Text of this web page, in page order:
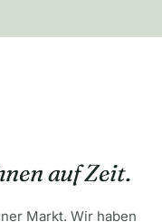
auf Zeit.
Markt. Wir haben